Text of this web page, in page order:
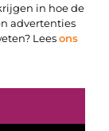
in hoe de
advertenties
Leesons
Not
in Leuven
backlinks